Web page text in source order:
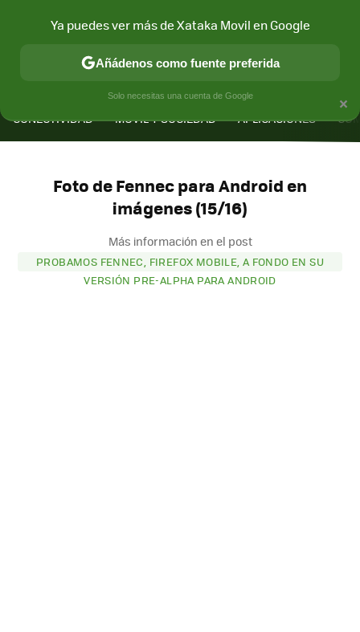
CONECTIVIDAD MÓVIL Y SOCIEDAD APLICACIONES
Foto de Fennec para Android en
imágenes (15/16)
Más información en el post
PROBAMOS FENNEC, FIREFOX MOBILE, A FONDO EN SU
VERSIÓN PRE-ALPHA PARA ANDROID
×
Ya puedes ver más de Xataka Movil en Google
Añádenos como fuente preferida
Solo necesitas una cuenta de Google